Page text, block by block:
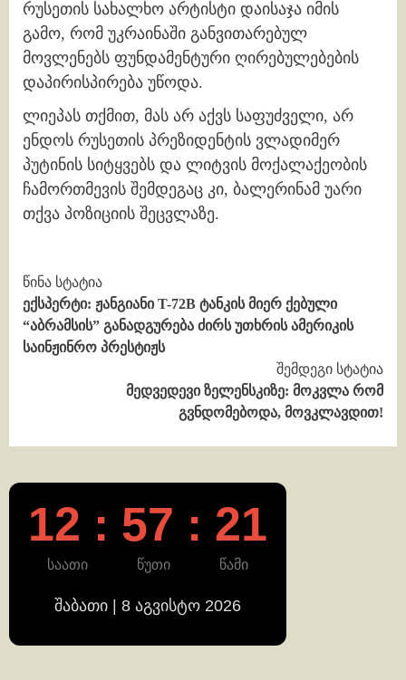
რუსეთის სახალხო არტისტი დაისაჯა იმის
გამო, რომ უკრაინაში განვითარებულ
მოვლენებს ფუნდამენტური ღირებულებების
დაპირისპირება უწოდა.
ლიეპას თქმით, მას არ აქვს საფუძველი, არ
ენდოს რუსეთის პრეზიდენტის ვლადიმერ
პუტინის სიტყვებს და ლიტვის მოქალაქეობის
ჩამორთმევის შემდეგაც კი, ბალერინამ უარი
თქვა პოზიციის შეცვლაზე.
Continue
Reading
წინა სტატია
ექსპერტი: ჟანგიანი T-72B ტანკის მიერ ქებული
“აბრამსის” განადგურება ძირს უთხრის ამერიკის
საინჟინრო პრესტიჟს
შემდეგი სტატია
მედვედევი ზელენსკიზე: მოკვლა რომ
გვნდომებოდა, მოვკლავდით!
12 : 57 : 21
საათი წუთი წამი
შაბათი | 8 აგვისტო 2026